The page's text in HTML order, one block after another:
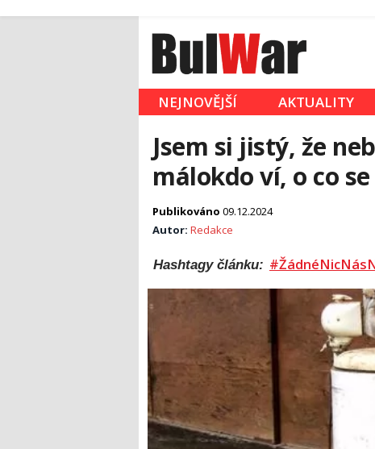
NEJNOVĚJŠÍ AKTUALITY
Jsem si jistý, že
málokdo ví, o co
Publikováno 09.12.2024
Autor: Redakce
Hashtagy článku: